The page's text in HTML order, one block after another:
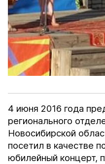
4 июня 2016 года
регионального
Новосибирской
посетил в качестве
юбилейный концерт,